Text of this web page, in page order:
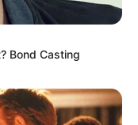
Bond Casting